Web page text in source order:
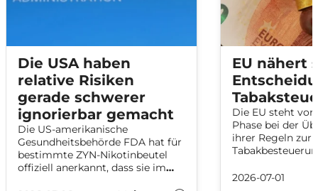
Die USA haben
relative Risiken
gerade schwerer
ignorierbar gemacht
Die US-amerikanische
Gesundheitsbehörde FDA hat für
bestimmte ZYN-Nikotinbeutel
offiziell anerkannt, dass sie im
EU nähert
Die EU steht
Phase bei der
ihrer Regeln zur
dass die
2026-07-01